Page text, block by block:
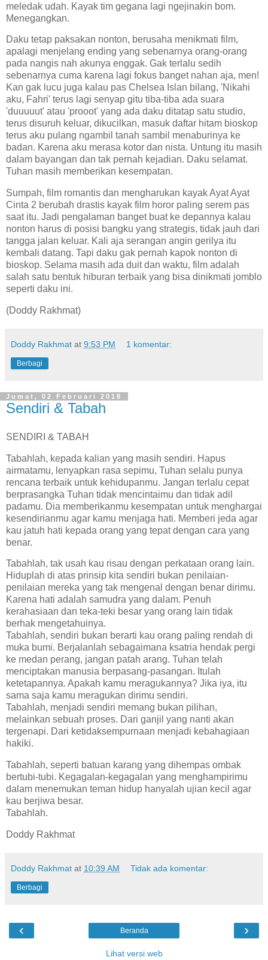
meledak udah. Kayak tim gegana lagi ngejinakin bom.
Menegangkan.
Daku tetap paksakan nonton, berusaha menikmati film,
apalagi menjelang ending yang sebenarnya orang-orang
pada nangis nah akunya enggak. Gak terlalu sedih
sebenarnya cuma karena lagi fokus banget nahan aja, men!
Kan gak lucu juga kalau pas Chelsea Islan bilang, 'Nikahi
aku, Fahri' terus lagi senyap gitu tiba-tiba ada suara
'duuuuut' atau 'prooot' yang ada daku ditatap satu studio,
terus disuruh keluar, dikucilkan, masuk daftar hitam bioskop
terus aku pulang ngambil tanah sambil menaburinya ke
badan. Karena aku merasa kotor dan nista. Untung itu masih
dalam bayangan dan tak pernah kejadian. Daku selamat.
Tuhan masih memberikan kesempatan.
Sumpah, film romantis dan mengharukan kayak Ayat Ayat
Cinta 2 berubah drastis kayak film horor paling serem pas
saat itu. Jadi pengalaman banget buat ke depannya kalau
nonton harus di posisi bangku yang strategis, tidak jauh dari
tangga jalan keluar. Kali aja serangan angin gerilya itu
kembali datang. Tapi daku gak pernah kapok nonton di
bioskop. Selama masih ada duit dan waktu, film adalah
salah satu bentuk hiburan terbaik yang bisa dinikmati jomblo
seperti daku ini.
(Doddy Rakhmat)
Doddy Rakhmat at 9:53 PM 1 komentar:
Berbagi
Jumat, 02 Februari 2018
Sendiri & Tabah
SENDIRI & TABAH
Tabahlah, kepada kalian yang masih sendiri. Hapus
airmatamu, lenyapkan rasa sepimu, Tuhan selalu punya
rencana terbaik untuk kehidupanmu. Jangan terlalu cepat
berprasangka Tuhan tidak mencintaimu dan tidak adil
padamu. Dia memberikanmu kesempatan untuk menghargai
kesendirianmu agar kamu menjaga hati. Memberi jeda agar
kau jatuh hati kepada orang yang tepat dengan cara yang
benar.
Tabahlah, tak usah kau risau dengan perkataan orang lain.
Hiduplah di atas prinsip kita sendiri bukan penilaian-
penilaian mereka yang tak mengenal dengan benar dirimu.
Karena hati adalah samudra yang dalam. Penuh
kerahasiaan dan teka-teki besar yang orang lain tidak
berhak mengetahuinya.
Tabahlah, sendiri bukan berarti kau orang paling rendah di
muka bumi. Berjalanlah sebagaimana ksatria hendak pergi
ke medan perang, jangan patah arang. Tuhan telah
menciptakan manusia berpasang-pasangan. Itulah
ketetapannya. Apakah kamu meragukannya? Jika iya, itu
sama saja kamu meragukan dirimu sendiri.
Tabahlah, menjadi sendiri memang bukan pilihan,
melainkan sebuah proses. Dari ganjil yang nanti akan
tergenapi. Dari ketidaksempurnaan menjadi kebahagiaan
hakiki.
Tabahlah, seperti batuan karang yang dihempas ombak
bertubi-tubi. Kegagalan-kegagalan yang menghampirimu
dalam menemukan teman hidup hanyalah ujian kecil agar
kau berjiwa besar.
Tabahlah.
Doddy Rakhmat
Doddy Rakhmat at 10:39 AM Tidak ada komentar:
Berbagi
‹ ›
Beranda
Lihat versi web